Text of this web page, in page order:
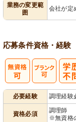
業務の変更範
囲
会社が定
応募条件資格・経験
必要経験 調理経験
資格必須
調理師
※無資格